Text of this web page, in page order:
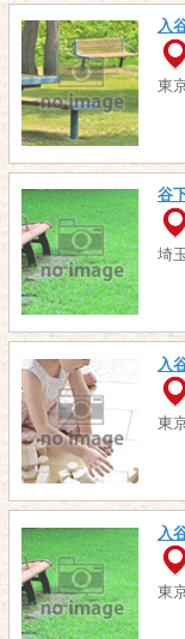
入
東
谷
埼
入
東
入
東